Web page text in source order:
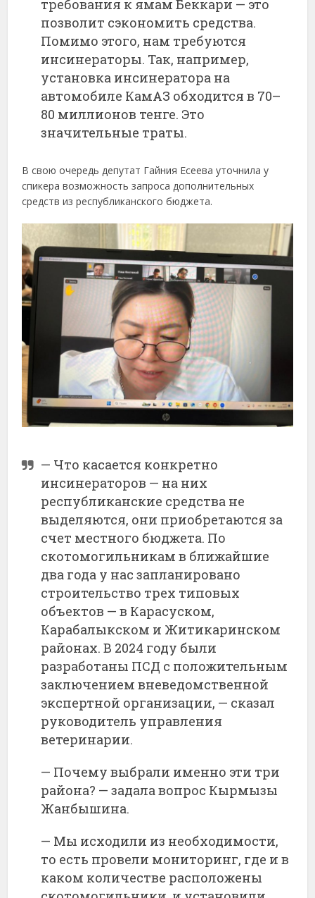
требования к ямамБеккари — это
позволит сэкономить средства.
Помимо этого, нам требуются
инсинераторы. Так, например,
установка инсинератора на
автомобиле КамАЗ обходитсяв 70–
80 миллионов тенге. Это
значительные траты.
Всвоюочередьдепутат Гайния Есеевауточнилау
спикеравозможностьзапросадополнительных
средствизреспубликанскогобюджета.
— Что касается конкретно
инсинераторов — на них
республиканские средства не
выделяются, они приобретаютсяза
счет местного бюджета. По
скотомогильникамв ближайшие
два года у насзапланировано
строительство трех типовых
объектов —в Карасуском,
Карабалыкском и Житикаринском
районах.В 2024 году были
разработаны ПСД с положительным
заключениемвневедомственной
экспертной организации, — сказал
руководитель управления
ветеринарии.
— Почемувыбрали именно эти три
района? —задалавопрос Кырмызы
Жанбышина.
— Мы исходили из необходимости,
то есть провели мониторинг, где ив
каком количестве расположены